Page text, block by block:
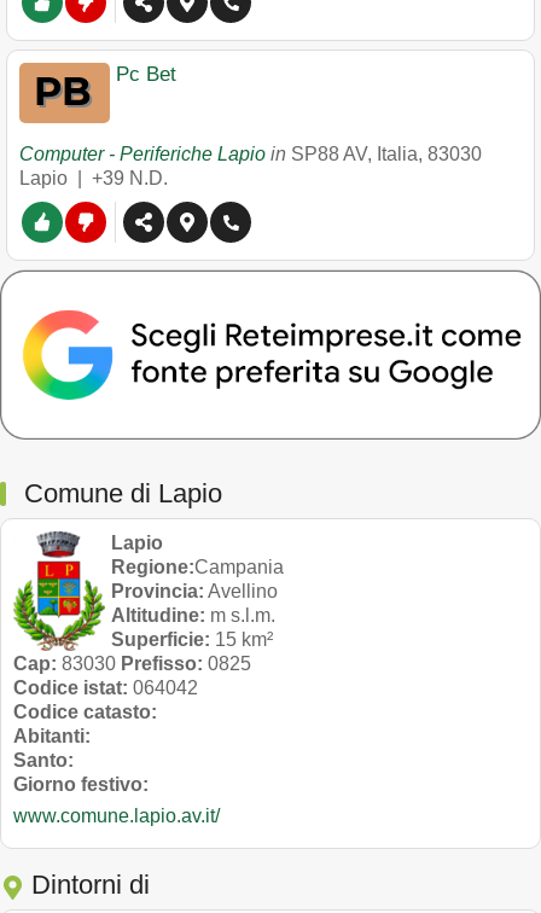
Pc Bet
Computer - Periferiche Lapio in SP88 AV, Italia, 83030
Lapio
+39 N.D.
Comune di Lapio
Lapio
Regione:Campania
Provincia: Avellino
Altitudine: m s.l.m.
Superficie: 15 km²
Cap: 83030 Prefisso: 0825
Codice istat: 064042
Codice catasto:
Abitanti:
Santo:
Giorno festivo:
www.comune.lapio.av.it/
Dintorni di